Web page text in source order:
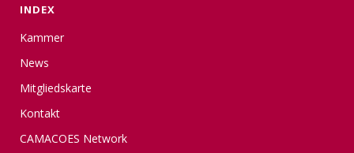
INDEX
Kammer
News
Mitgliedskarte
Kontakt
CAMACOES Network